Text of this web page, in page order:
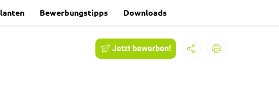
Bewerbungstipps Downloads
Jetzt bewerben!